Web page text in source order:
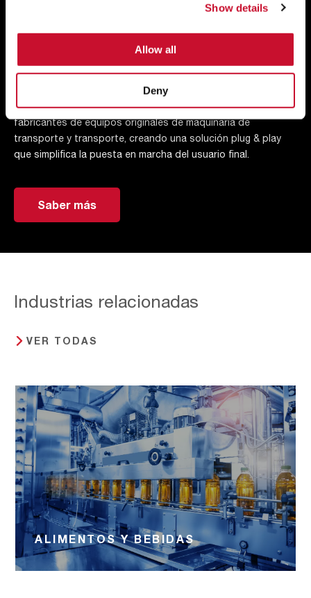
Show details
Allow all
Deny
La amplia gama de unidades de filtración de AAF, con
los requisitos de ventilación de silos.
Estas soluciones estandarizadas y nuestros servicios
personalizados proporcionan el paquete perfecto para los
fabricantes de equipos originales de maquinaria de
transporte y transporte, creando una solución plug & play
que simplifica la puesta en marcha del usuario final.
Saber más
Industrias relacionadas
VER TODAS
ALIMENTOS Y BEBIDAS